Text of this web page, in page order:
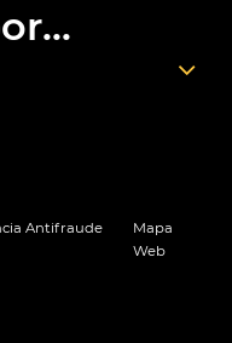
Antifraude
Mapa
Web